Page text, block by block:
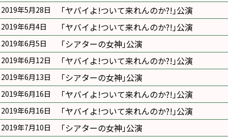
2019年5月28日 ｢ヤバイよ!ついて来れんのか?!｣公演
2019年6月4日 ｢ヤバイよ!ついて来れんのか?!｣公演
2019年6月5日 ｢シアターの女神｣公演
2019年6月12日 ｢ヤバイよ!ついて来れんのか?!｣公演
2019年6月13日 ｢シアターの女神｣公演
2019年6月16日 ｢ヤバイよ!ついて来れんのか?!｣公演
2019年6月16日 ｢ヤバイよ!ついて来れんのか?!｣公演
2019年7月10日 ｢シアターの女神｣公演